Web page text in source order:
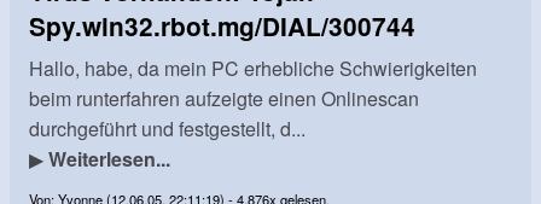
Spy.win32.rbot.mg/DIAL/300744
Hallo, habe, da mein PC erhebliche Schwierigkeiten
beim runterfahren aufzeigte einen Onlinescan
durchgeführt und festgestellt, d...
▶Weiterlesen...
Von: Yvonne (12.06.05, 22:11:19) - 4.876x gelesen.